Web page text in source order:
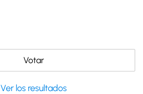
Ver los resultados